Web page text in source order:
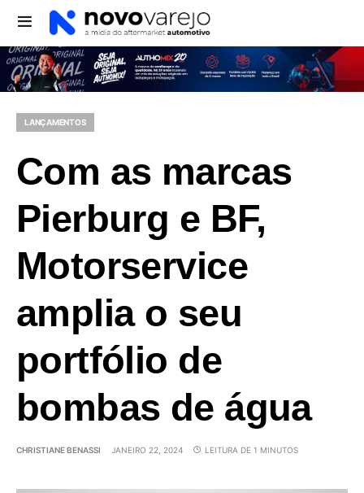
LANÇAMENTOS
Com as marcas
Pierburg e BF,
Motorservice
amplia o seu
portfólio de
bombas de água
CHRISTIANE BENASSI JANEIRO 22, 2024 LEITURA DE 1 MINUTOS